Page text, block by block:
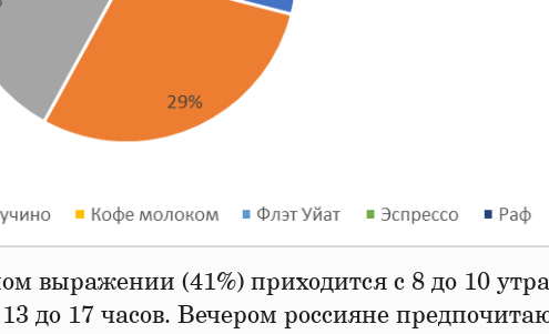
выражении (41%) приходится с 8 до 10
до 17 часов. Вечером россияне